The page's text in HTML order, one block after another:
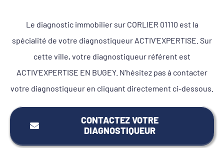
Le diagnostic immobilier sur CORLIER 01110 est la
spécialité de votre diagnostiqueur ACTIV'EXPERTISE. Sur
cette ville, votre diagnostiqueur référent est
ACTIV'EXPERTISE EN BUGEY. N'hésitez pas à contacter
votre diagnostiqueur en cliquant directement ci-dessous.
CONTACTEZ VOTRE
DIAGNOSTIQUEUR